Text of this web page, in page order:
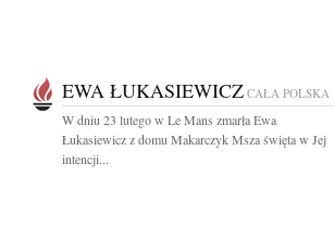
EWA ŁUKASIEWICZ CAŁA POLSKA
W dniu 23 lutego w Le Mans zmarła Ewa
Łukasiewicz z domu Makarczyk Msza święta w Jej
intencji...